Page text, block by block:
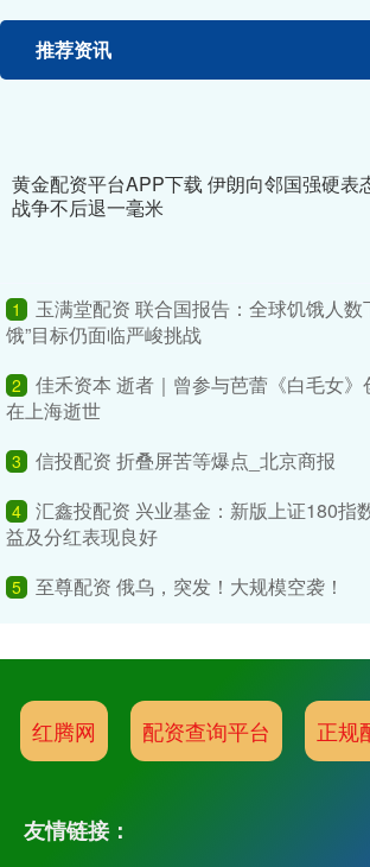
推荐资讯
黄金配资平台APP下载 伊朗向邻国强硬表
战争不后退一毫米
1
玉满堂配资 联合国报告：全球饥饿人数
饿”目标仍面临严峻挑战
2
佳禾资本 逝者｜曾参与芭蕾《白毛女
在上海逝世
3 信投配资 折叠屏苦等爆点_北京商报
4 汇鑫投配资 兴业基金：新版上证180指
益及分红表现良好
5 至尊配资 俄乌，突发！大规模空袭！
红腾网 配资查询平台 正规
友情链接：